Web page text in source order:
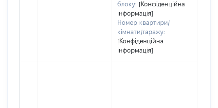
блоку: [Конфіденційна
інформація]
Номер квартири/
кімнати/гаражу:
[Конфіденційна
інформація]